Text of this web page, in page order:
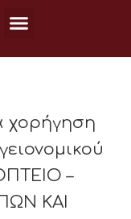
χορήγηση
–
ΚΑΙ